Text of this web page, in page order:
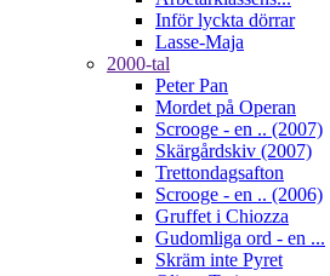
Inför lyckta dörrar
Lasse-Maja
2000-tal
Peter Pan
Mordet på Operan
Scrooge - en .. (2007)
Skärgårdskiv (2007)
Trettondagsafton
Scrooge - en .. (2006)
Gruffet i Chiozza
Gudomliga ord - en ...
Skräm inte Pyret